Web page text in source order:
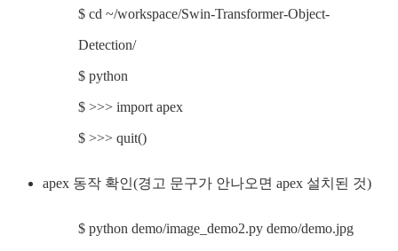
$ cd ~/workspace/Swin-Transformer-Object-
Detection/
$ python
$ >>> import apex
$ >>> quit()
apex 동작 확인(경고 문구가 안나오면 apex 설치된 것)
$ python demo/image_demo2.py demo/demo.jpg